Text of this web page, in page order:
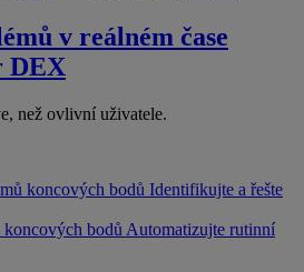
v reálném čase
DEX
než ovlivní uživatele.
koncových bodů Identifikujte a řešte
koncových bodů Automatizujte rutinní